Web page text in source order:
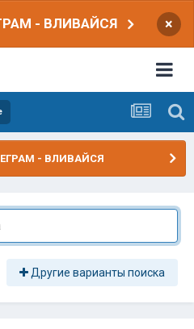
- ВЛИВАЙСЯ ×
- ВЛИВАЙСЯ
Другие варианты поиска